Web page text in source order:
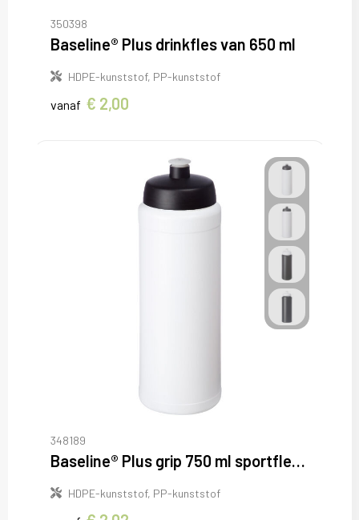
350398
Baseline® Plus drinkfles van 650 ml
HDPE-kunststof, PP-kunststof
vanaf € 2,00
348189
Baseline® Plus grip 750 ml sportfles met sportdeksel
HDPE-kunststof, PP-kunststof